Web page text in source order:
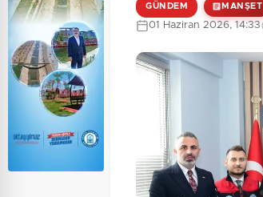
GÜNDEM MANŞET
01 Haziran 2026, 14:33